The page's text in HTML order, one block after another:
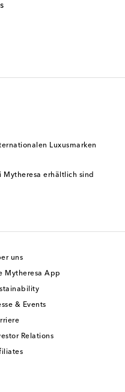
Luxusmarken
erhältlich sind
uns
Mytheresa App
& Events
Relations